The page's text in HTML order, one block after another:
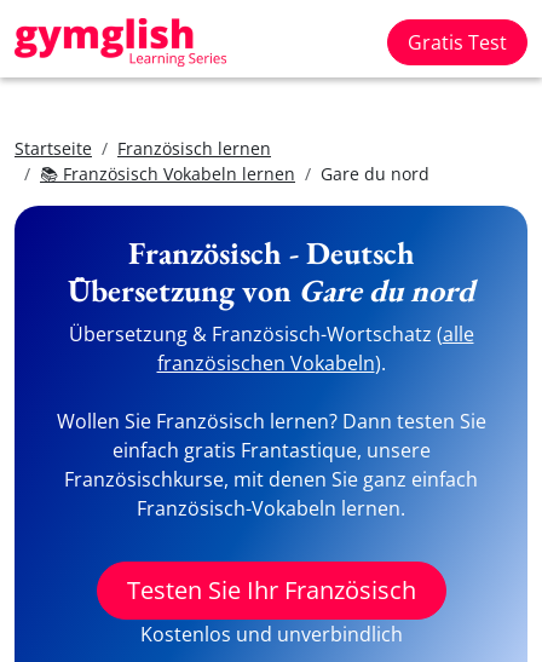
Gratis Test
Startseite
Französisch lernen
📚 Französisch Vokabeln lernen
Gare du nord
Französisch - Deutsch
Übersetzung von Gare du nord
Übersetzung & Französisch-Wortschatz (alle
französischen Vokabeln).
Wollen Sie Französisch lernen? Dann testen Sie
einfach gratis Frantastique, unsere
Französischkurse, mit denen Sie ganz einfach
Französisch-Vokabeln lernen.
Testen Sie Ihr Französisch
Kostenlos und unverbindlich